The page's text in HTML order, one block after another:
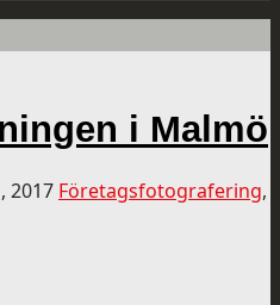
i Malmö
2017 Företagsfotografering,